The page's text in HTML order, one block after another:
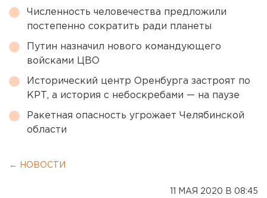
Численность человечества предложили
постепенно сократить ради планеты
Путин назначил нового командующего
войсками ЦВО
Исторический центр Оренбурга застроят по
КРТ, а история с небоскребами — на паузе
Ракетная опасность угрожает Челябинской
области
← НОВОСТИ
11 МАЯ 2020 В 08:45